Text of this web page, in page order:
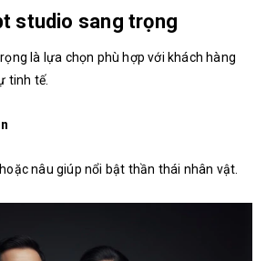
studio sang trọng
là lựa chọn phù hợp với khách hàng
tinh tế.
nâu giúp nổi bật thần thái nhân vật.